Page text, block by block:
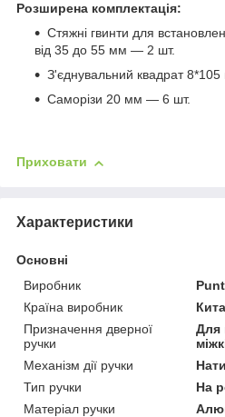
Розширена комплектація:
Стяжні гвинти для
від 35 до 55 мм — 2 шт.
З'єднувальний квадрат
Саморізи 20 мм — 6 шт.
Приховати
Характеристики
Основні
Виробник
Країна виробник
Призначення дверної
ручки
Для
Механізм дії ручки
Тип ручки
На
Матеріал ручки